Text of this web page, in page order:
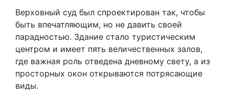
Верховный суд был спроектирован так, чтобы
быть впечатляющим, но не давить своей
парадностью. Здание стало туристическим
центром и имеет пять величественных залов,
где важная роль отведена дневному свету, а из
просторных окон открываются потрясающие
виды.